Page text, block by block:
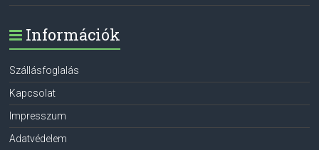
Információk
Szállásfoglalás
Kapcsolat
Impresszum
Adatvédelem